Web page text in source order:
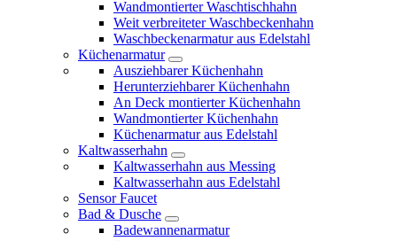
Wandmontierter Waschtischhahn
Weit verbreiteter Waschbeckenhahn
Waschbeckenarmatur aus Edelstahl
Küchenarmatur
Ausziehbarer Küchenhahn
Herunterziehbarer Küchenhahn
An Deck montierter Küchenhahn
Wandmontierter Küchenhahn
Küchenarmatur aus Edelstahl
Kaltwasserhahn
Kaltwasserhahn aus Messing
Kaltwasserhahn aus Edelstahl
Sensor Faucet
Bad & Dusche
Badewannenarmatur